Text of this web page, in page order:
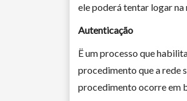
ele poderá tentar logar na
Autenticação
Ë um processo que
procedimento que a rede
procedimento ocorre em